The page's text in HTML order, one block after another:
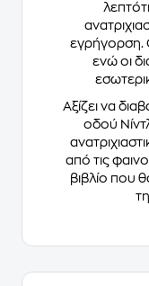
εγρήγορση.
ενώ οι
Αξίζει να
οδού
από τις
βιβλίο που